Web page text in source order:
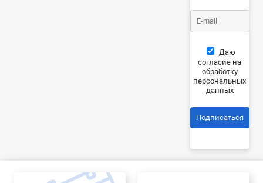
Даю
согласие на
обработку
персональных
данных
Подписаться